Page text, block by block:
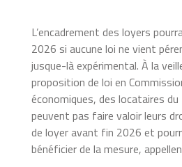
L’encadrement des loyers
2026 si aucune loi ne vient
jusque-là expérimental. À la
proposition de loi en
économiques, des locataires
peuvent pas faire valoir leurs
de loyer avant fin 2026 et
bénéficier de la mesure,